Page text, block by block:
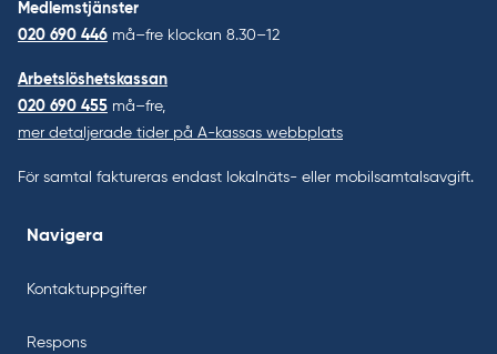
Medlemstjänster
020 690 446 må–fre klockan 8.30–12
Arbetslöshetskassan
020 690 455 må–fre,
mer detaljerade tider på A-kassas webbplats
För samtal faktureras endast lokalnäts- eller mobilsamtalsavgift.
Navigera
Kontaktuppgifter
Respons